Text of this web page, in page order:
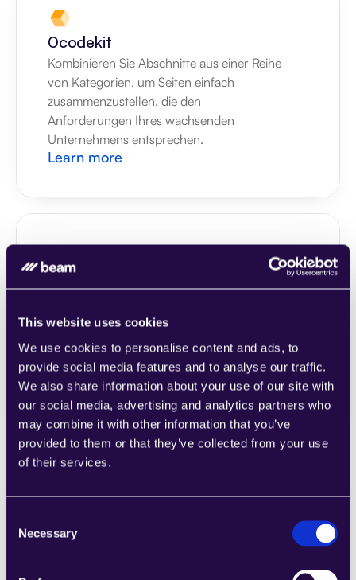
This website uses cookies
We use cookies to personalise content and ads, to
provide social media features and to analyse our traffic.
We also share information about your use of our site with
our social media, advertising and analytics partners who
may combine it with other information that you’ve
provided to them or that they’ve collected from your use
of their services.
Selection
Necessary
0codekit
Kombinieren Sie Abschnitte aus einer Reihe
von Kategorien, um Seiten einfach
zusammenzustellen, die den
Anforderungen Ihres wachsenden
Unternehmens entsprechen.
Learn more
von Kategorien, um Seiten einfach
zusammenzustellen, die den
Anforderungen Ihres wachsenden
Unternehmens entsprechen.
Learn more
Kombinieren Sie Abschnitte aus einer Reihe